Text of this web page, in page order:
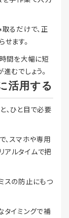
るだけで、正
ます。
間を大幅に短
むでしょう。
活用する
、ひと目で必要
、スマホや専用
アルタイムで把
スの防止にもつ
タイミングで補